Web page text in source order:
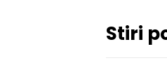
Stiri